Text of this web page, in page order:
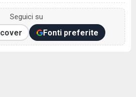
Seguici su
Fonti preferite